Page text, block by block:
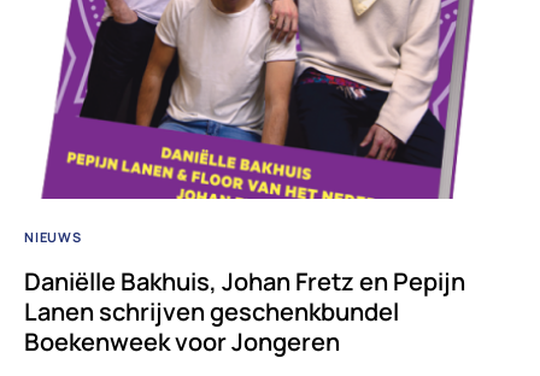
NIEUWS
Daniëlle Bakhuis, Johan Fretz en Pepijn
Lanen schrijven geschenkbundel
Boekenweek voor Jongeren